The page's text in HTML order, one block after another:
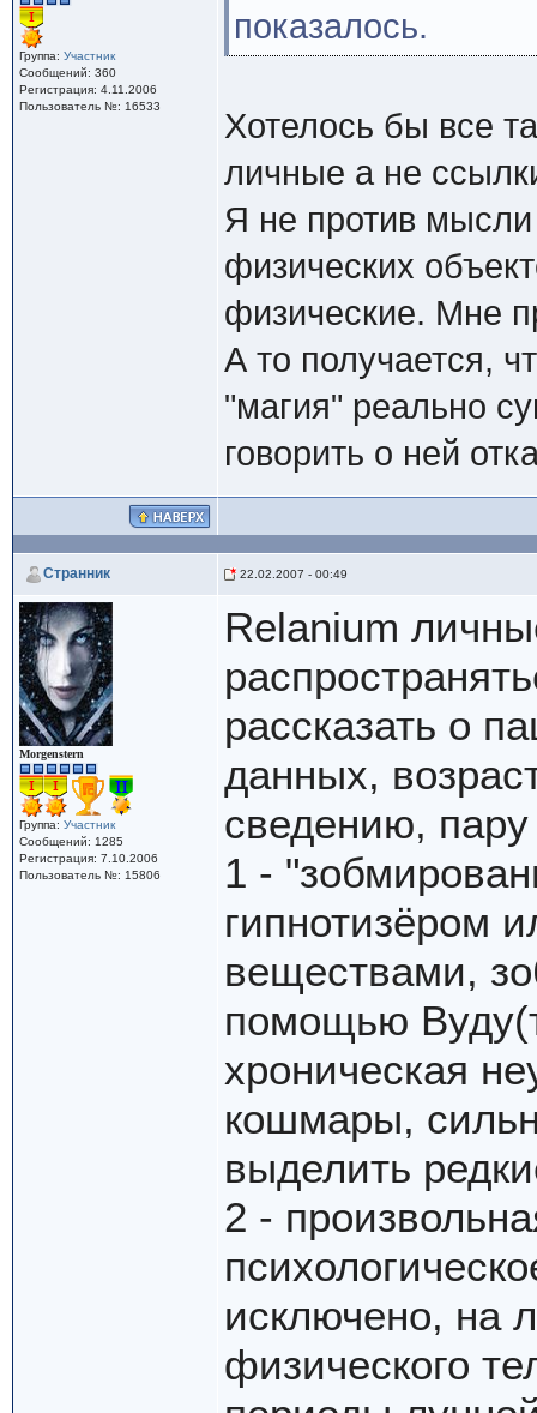
Группа: Участник
Сообщений: 360
Регистрация: 4.11.2006
Пользователь №: 16533
показалось.
Хотелось бы все
личные а не
Я не против
физических
физические. Мне
А то получается,
"магия" реально
говорить о ней
Cтранник 22.02.2007 - 00:49
Morgenstern
Группа: Участник
Сообщений: 1285
Регистрация: 7.10.2006
Пользователь №: 15806
Relanium
рассказать о
данных,
сведению,
1 -
гипнотизёром
веществами,
помощью
хроническая
кошмары,
выделить
2 -
исключено, на
физического